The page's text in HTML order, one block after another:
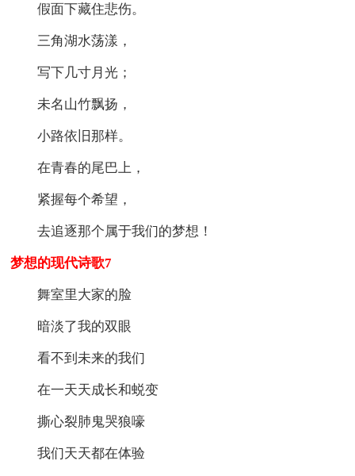
假面下藏住悲伤。
三角湖水荡漾，
写下几寸月光；
未名山竹飘扬，
小路依旧那样。
在青春的尾巴上，
紧握每个希望，
去追逐那个属于我们的梦想！
梦想的现代诗歌7
舞室里大家的脸
暗淡了我的双眼
看不到未来的我们
在一天天成长和蜕变
撕心裂肺鬼哭狼嚎
我们天天都在体验